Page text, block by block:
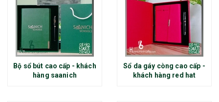
Bộ sổ bút cao cấp - khách
hàng saanich
Sổ da gáy còng cao cấp -
khách hàng red hat